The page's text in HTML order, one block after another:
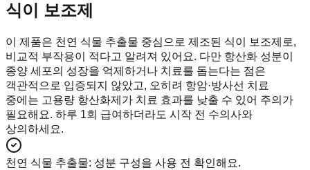
식이 보조제
이 제품은 천연 식물 추출물 중심으로 제조된 식이 보조제로,
비교적 부작용이 적다고 알려져 있어요. 다만 항산화 성분이
종양 세포의 성장을 억제하거나 치료를 돕는다는 점은
객관적으로 입증되지 않았고, 오히려 항암·방사선 치료
중에는 고용량 항산화제가 치료 효과를 낮출 수 있어 주의가
필요해요. 하루 1회 급여하더라도 시작 전 수의사와
상의하세요.
천연 식물 추출물: 성분 구성을 사용 전 확인해요.